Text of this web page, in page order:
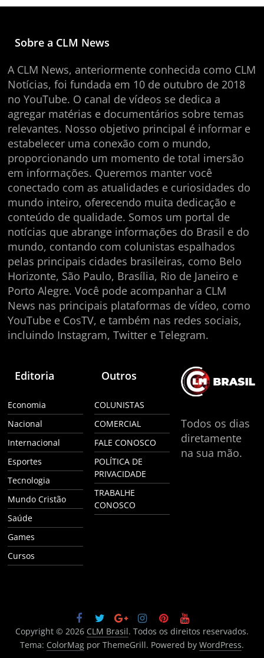
Sobre a CLM News
A CLM News, anteriormente conhecida como CLM
Notícias, foi fundada em 10 de outubro de 2018
no YouTube. O canal de vídeos se dedica a
agregar matérias e documentários sobre temas
relevantes. Nosso objetivo principal é informar e
estabelecer uma conexão com o mundo,
proporcionando um momento de total imersão
em informações. Queremos manter você
conectado com as atualidades e curiosidades do
mundo inteiro, oferecendo muita dedicação e
conteúdo de qualidade. Somos um portal de
notícias que abrange informações do Brasil e do
mundo, contando com colunistas espalhados
pelas principais cidades brasileiras, como Belo
Horizonte, São Paulo, Brasília, Rio de Janeiro e
Porto Alegre. Você pode acompanhar a CLM
News nas principais plataformas de vídeo, como
YouTube e CosTV, e também nas redes sociais,
incluindo Instagram, Twitter e Telegram.
Editoria
Economia
Nacional
Internacional
Esportes
Tecnologia
Mundo Cristão
Saúde
Games
Cursos
Outros
COLUNISTAS
COMERCIAL
FALE CONOSCO
POLÍTICA DE
PRIVACIDADE
TRABALHE
CONOSCO
Todos os dias
diretamente
na sua mão.
Copyright © 2026 CLM Brasil. Todos os direitos reservados.
Tema: ColorMagpor ThemeGrill. Powered by WordPress.